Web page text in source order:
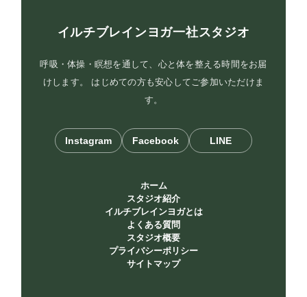
イルチブレインヨガ一社スタジオ
呼吸・体操・瞑想を通して、心と体を整える時間をお届
けします。 はじめての方も安心してご参加いただけま
す。
Instagram Facebook LINE
ホーム
スタジオ紹介
イルチブレインヨガとは
よくある質問
スタジオ概要
プライバシーポリシー
サイトマップ